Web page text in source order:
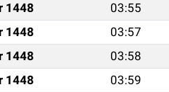
1448 03:55
1448 03:57
1448 03:58
1448 03:59